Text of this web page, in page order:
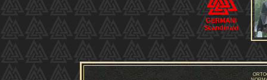
GERMANI
Scandinavi